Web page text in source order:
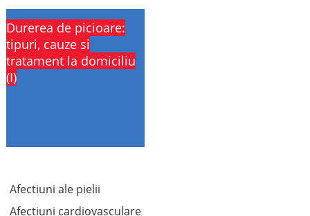
Durerea de picioare:
tipuri, cauze si
tratament la domiciliu
(I)
Afectiuni ale pielii
Afectiuni cardiovasculare